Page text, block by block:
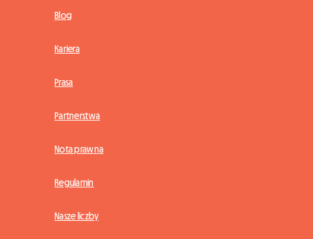
Blog
Kariera
Prasa
Partnerstwa
Nota prawna
Regulamin
Nasze liczby